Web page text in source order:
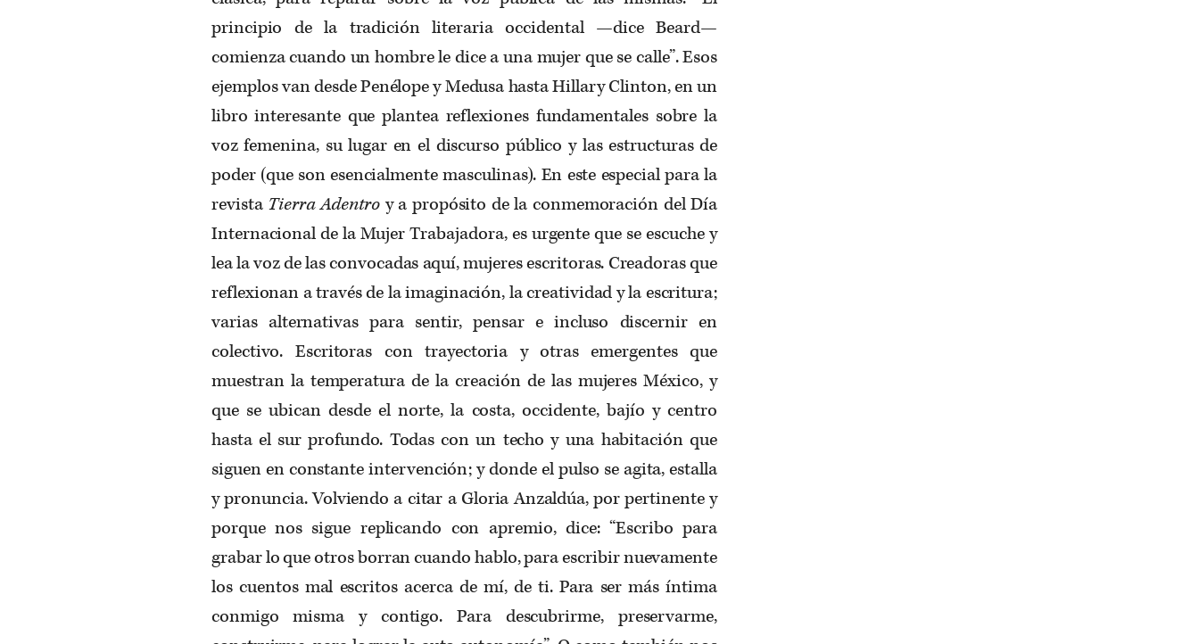
principio de la tradición literaria occidental —dice Beard—
comienza cuando un hombre le dice a una mujer que se calle”. Esos
ejemplos van desde Penélope y Medusa hasta Hillary Clinton, en un
libro interesante que plantea reflexiones fundamentales sobre la
voz femenina, su lugar en el discurso público y las estructuras de
poder (que son esencialmente masculinas). En este especial para la
revista Tierra Adentroy a propósito de la conmemoración del Día
Internacional de la Mujer Trabajadora, es urgente que se escuche y
lea la voz de las convocadas aquí, mujeres escritoras. Creadoras que
reflexionan a través de la imaginación, la creatividad y la escritura;
varias alternativas para sentir, pensar e incluso discernir en
colectivo. Escritoras con trayectoria y otras emergentes que
muestran la temperatura de la creación de las mujeres México, y
que se ubican desde el norte, la costa, occidente, bajío y centro
hasta el sur profundo. Todas con un techo y una habitación que
siguen en constante intervención; y donde el pulso se agita, estalla
y pronuncia. Volviendo a citar a Gloria Anzaldúa, por pertinente y
porque nos sigue replicando con apremio, dice: “Escribo para
grabar lo que otros borran cuando hablo, para escribir nuevamente
los cuentos mal escritos acerca de mí, de ti. Para ser más íntima
conmigo misma y contigo. Para descubrirme, preservarme,